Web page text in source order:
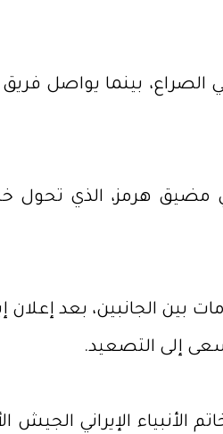
بينما يواصل فريق
هرمز، الذي تحول خلال
بين الجانبين، بعد
إلى التصعيد.
الإيراني